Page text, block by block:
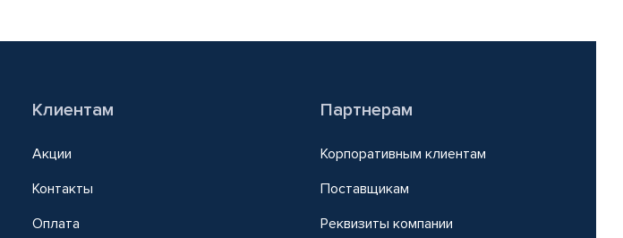
Клиентам
Акции
Контакты
Оплата
Партнерам
Корпоративным клиентам
Поставщикам
Реквизиты компании